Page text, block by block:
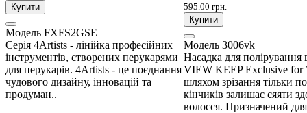
Купити
Модель FXFS2GSE
Серія 4Artists - лінійка професійних
інструментів, створених перукарями
для перукарів. 4Artists - це поєднання
чудового дизайну, інновацій та
продуман..
595.00 грн.
Купити
Модель 3006vk
Насадка для полірування
VIEW KEEP Exclusive for
шляхом зрізання тільки
кінчиків залишає сяяти
волосся. Призначений